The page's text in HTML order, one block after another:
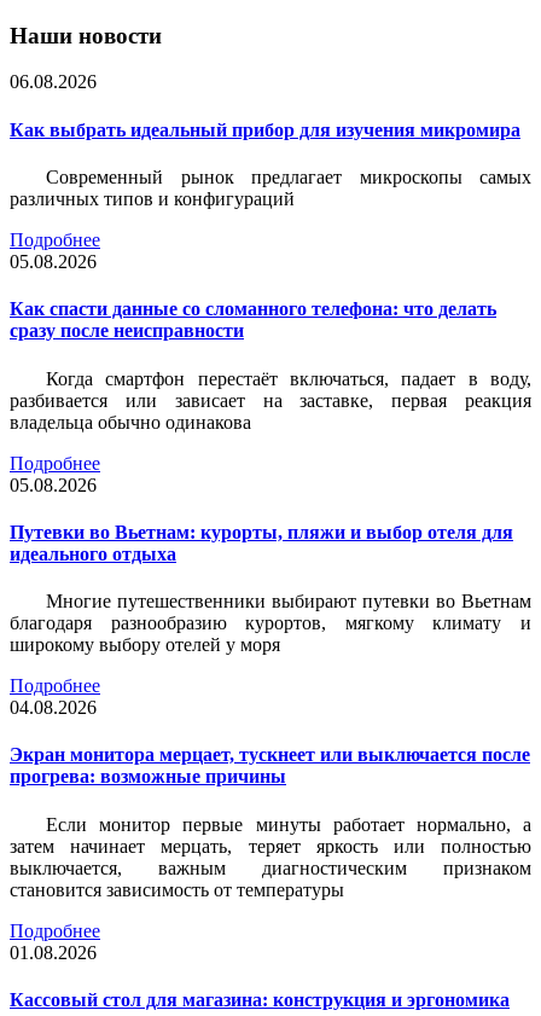
Наши новости
06.08.2026
Как выбрать идеальный прибор для изучения микромира
Современный рынок предлагает микроскопы самых
различных типов и конфигураций
Подробнее
05.08.2026
Как спасти данные со сломанного телефона: что делать
сразу после неисправности
Когда смартфон перестаёт включаться, падает в воду,
разбивается или зависает на заставке, первая реакция
владельца обычно одинакова
Подробнее
05.08.2026
Путевки во Вьетнам: курорты, пляжи и выбор отеля для
идеального отдыха
Многие путешественники выбирают путевки во Вьетнам
благодаря разнообразию курортов, мягкому климату и
широкому выбору отелей у моря
Подробнее
04.08.2026
Экран монитора мерцает, тускнеет или выключается после
прогрева: возможные причины
Если монитор первые минуты работает нормально, а
затем начинает мерцать, теряет яркость или полностью
выключается, важным диагностическим признаком
становится зависимость от температуры
Подробнее
01.08.2026
Кассовый стол для магазина: конструкция и эргономика